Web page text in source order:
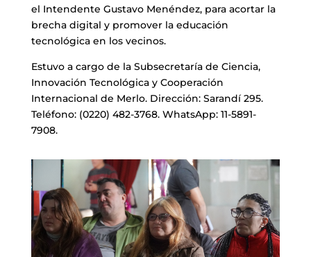
el Intendente Gustavo Menéndez, para acortar la
brecha digital y promover la educación
tecnológica en los vecinos.
Estuvo a cargo de la Subsecretaría de Ciencia,
Innovación Tecnológica y Cooperación
Internacional de Merlo. Dirección: Sarandí 295.
Teléfono: (0220) 482-3768. WhatsApp: 11-5891-
7908.